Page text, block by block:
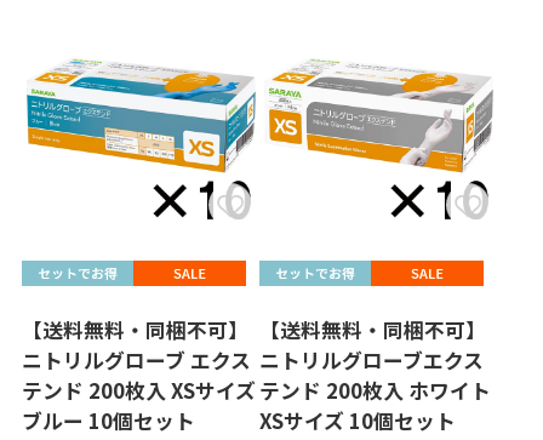
【送料無料・同梱不可】
ニトリルグローブ エクス
テンド 200枚入 XSサイズ
ブルー 10個セット
【送料無料・同梱不可】
ニトリルグローブエクス
テンド 200枚入 ホワイト
XSサイズ 10個セット